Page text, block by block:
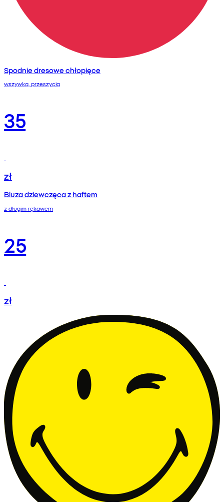
Spodnie dresowe chłopięce
wszywka, przeszycia
35
zł
Bluza dziewczęca z haftem
z długim rękawem
25
zł